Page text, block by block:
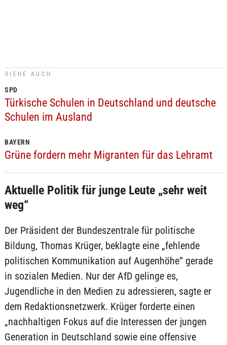
SIEHE AUCH
SPD
Türkische Schulen in Deutschland und deutsche
Schulen im Ausland
BAYERN
Grüne fordern mehr Migranten für das Lehramt
Aktuelle Politik für junge Leute „sehr weit
weg“
Der Präsident der Bundeszentrale für politische
Bildung, Thomas Krüger, beklagte eine „fehlende
politischen Kommunikation auf Augenhöhe“ gerade
in sozialen Medien. Nur der AfD gelinge es,
Jugendliche in den Medien zu adressieren, sagte er
dem Redaktionsnetzwerk. Krüger forderte einen
„nachhaltigen Fokus auf die Interessen der jungen
Generation in Deutschland sowie eine offensive